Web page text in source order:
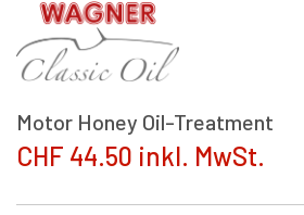
Motor Honey Oil-Treatment
CHF 44.50 inkl. MwSt.